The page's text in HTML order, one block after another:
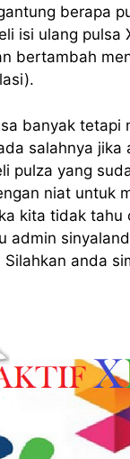
berapa
isi ulang pulsa
bertambah
banyak tetapi
salahnya jika
pulza yang
niat untuk
kita tidak tahu
admin
anda